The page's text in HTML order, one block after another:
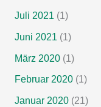
Juli 2021 (1)
Juni 2021 (1)
März 2020(1)
Februar 2020(1)
Januar 2020(21)